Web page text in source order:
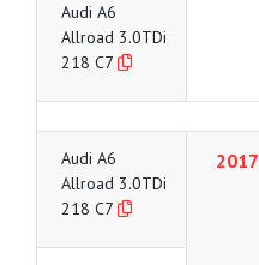
Audi A6
Allroad 3.0TDi
218 C7
Audi A6
Allroad 3.0TDi
218 C7
2017